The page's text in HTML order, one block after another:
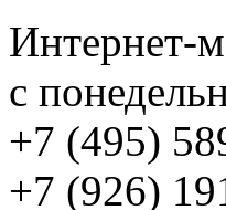
Интернет-
с
+7 (495)
+7 (926)